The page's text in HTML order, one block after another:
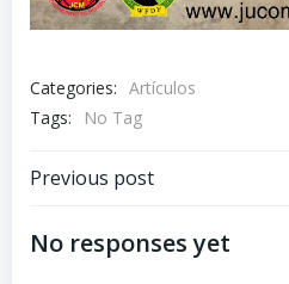
Categories: Artículos
Tags:
No Tag
Navegación
de
Previous post
No responses yet